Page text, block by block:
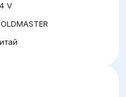
V